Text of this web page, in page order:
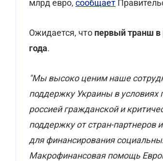
млрд евро, сообщает
Ожидается, что первый транш в
года.
"Мы высоко ценим наше
поддержку Украины в
россией гражданской и
поддержку от стран-партнеров
для финансирования
Макрофинансовая помощь